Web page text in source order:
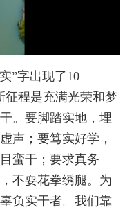
”字出现了10
征程是充满光荣和梦
。要脚踏实地，埋
声；要笃实好学，
蛮干；要求真务
不耍花拳绣腿。为
负实干者。我们靠